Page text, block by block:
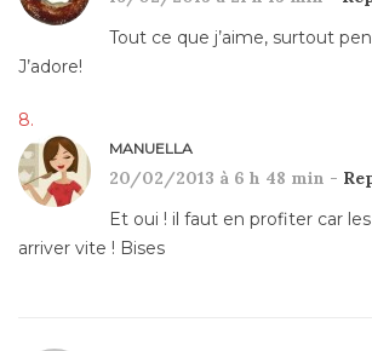
Tout ce que j’aime, surtout
J’adore!
MANUELLA
20/02/2013 à 6 h 48 min -
Et oui ! il faut en profiter car
arriver vite ! Bises